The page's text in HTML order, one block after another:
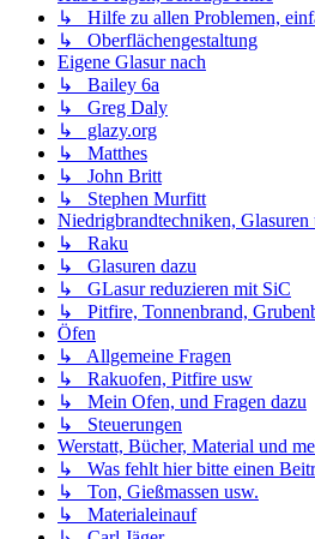
↳ Hilfe zu allen Problemen,
↳ Oberflächengestaltung
Eigene Glasur nach
↳ Bailey 6a
↳ Greg Daly
↳ glazy.org
↳ Matthes
↳ John Britt
↳ Stephen Murfitt
Niedrigbrandtechniken, Glasuren
↳ Raku
↳ Glasuren dazu
↳ GLasur reduzieren mit SiC
↳ Pitfire, Tonnenbrand,
Öfen
↳ Allgemeine Fragen
↳ Rakuofen, Pitfire usw
↳ Mein Ofen, und Fragen dazu
↳ Steuerungen
Werstatt, Bücher, Material und
↳ Was fehlt hier bitte einen
↳ Ton, Gießmassen usw.
↳ Materialeinauf